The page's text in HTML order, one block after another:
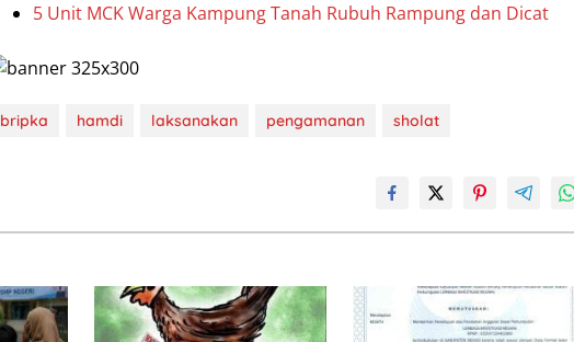
5 Unit MCK Warga Kampung Tanah Rubuh Rampung dan Dicat
bripka hamdi laksanakan pengamanan sholat